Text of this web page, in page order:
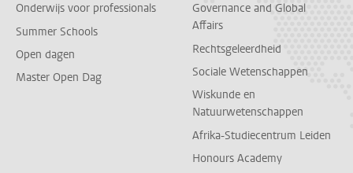
Onderwijs voor professionals
Summer Schools
Open dagen
Master Open Dag
Governance and Global
Affairs
Rechtsgeleerdheid
Sociale Wetenschappen
Wiskunde en
Natuurwetenschappen
Afrika-Studiecentrum Leiden
Honours Academy